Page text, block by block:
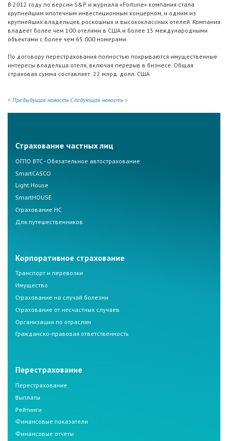
В 2012 году по версии S&P и журнала «Fortune» компания стала
крупнейшим ипотечным инвестиционным концерном, и одним из
крупнейших владельцев роскошных и высококлассных отелей. Компания
владеет более чем 100 отелями в США и более 15 международными
объектами с более чем 65 000 номерами.
По договору перестрахования полностью покрываются имущественные
интересы владельца отеля, включая перерыв в бизнесе. Общая
страховая сумма составляет: 22 млрд. долл. США
< Предыдущая новость Следующая новость >
Страхование частных лиц
ОГПО ВТС - Обязательное автострахование
SmartCASCO
Light House
SmartHOUSE
Страхование НС
Для путешественников
Корпоративное страхование
Транспорт и перевозки
Имущество
Страхование на случай болезни
Страхование от несчастных случаев
Организации по отраслям
Гражданско-правовая ответственность
Перестрахование
Перестрахование
Выплаты
Рейтинги
Финансовые показатели
Финансовые отчеты